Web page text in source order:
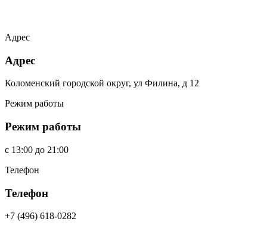
Адрес
Адрес
Коломенский городской округ, ул Филина, д 12
Режим работы
Режим работы
c 13:00 до 21:00
Телефон
Телефон
+7 (496) 618-0282